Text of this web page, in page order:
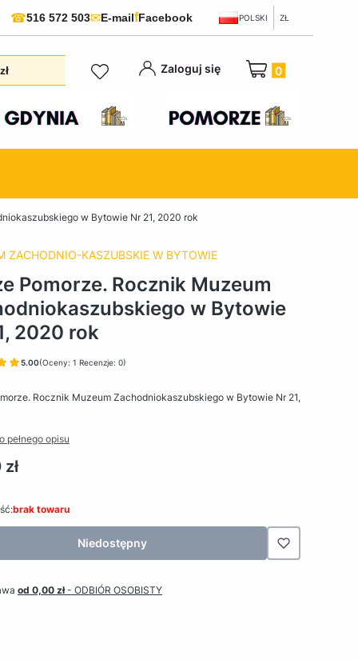
☎516 572 503✉E-mailfFacebook POLSKI ZŁ
Zaloguj się Produkty w
w Bytowie Nr 21, 2020 rok
ZACHODNIO-KASZUBSKIE W BYTOWIE
Pomorze. Rocznik Muzeum
w Bytowie
2020 rok
5.00(Oceny: 1 Recenzje: 0)
Rocznik Muzeum Zachodniokaszubskiego w Bytowie Nr 21,
pełnego opisu
brak towaru
Niedostępny
od 0,00 zł- ODBIÓR OSOBISTY